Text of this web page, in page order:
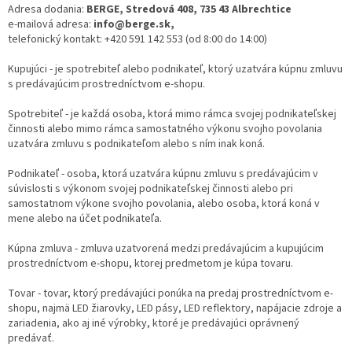
Adresa dodania: BERGE, Stredová 408, 735 43 Albrechtice
e-mailová adresa: info@berge.sk,
telefonický kontakt: +420 591 142 553 (od 8:00 do 14:00)
Kupujúci - je spotrebiteľ alebo podnikateľ, ktorý uzatvára kúpnu zmluvu
s predávajúcim prostredníctvom e-shopu.
Spotrebiteľ - je každá osoba, ktorá mimo rámca svojej podnikateľskej
činnosti alebo mimo rámca samostatného výkonu svojho povolania
uzatvára zmluvu s podnikateľom alebo s ním inak koná.
Podnikateľ - osoba, ktorá uzatvára kúpnu zmluvu s predávajúcim v
súvislosti s výkonom svojej podnikateľskej činnosti alebo pri
samostatnom výkone svojho povolania, alebo osoba, ktorá koná v
mene alebo na účet podnikateľa.
Kúpna zmluva - zmluva uzatvorená medzi predávajúcim a kupujúcim
prostredníctvom e-shopu, ktorej predmetom je kúpa tovaru.
Tovar - tovar, ktorý predávajúci ponúka na predaj prostredníctvom e-
shopu, najmä LED žiarovky, LED pásy, LED reflektory, napájacie zdroje a
zariadenia, ako aj iné výrobky, ktoré je predávajúci oprávnený
predávať.